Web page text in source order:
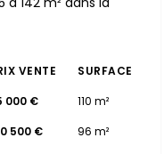
VENTE
SURFACE
000 €
110 m²
500 €
96 m²